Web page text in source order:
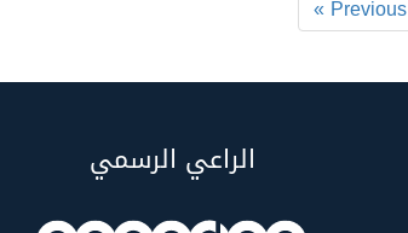
« Previous
الراعي الرسمي